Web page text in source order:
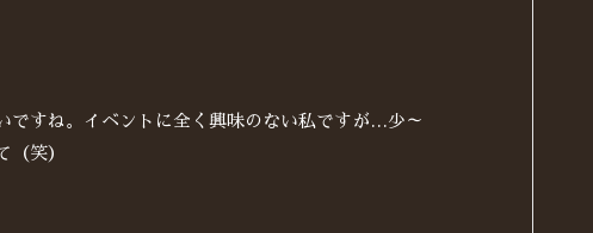
ですね。イベントに全く興味のない私ですが…少～
（笑）